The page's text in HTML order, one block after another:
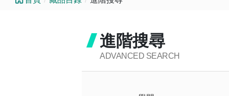
進階搜尋
ADVANCED SEARCH